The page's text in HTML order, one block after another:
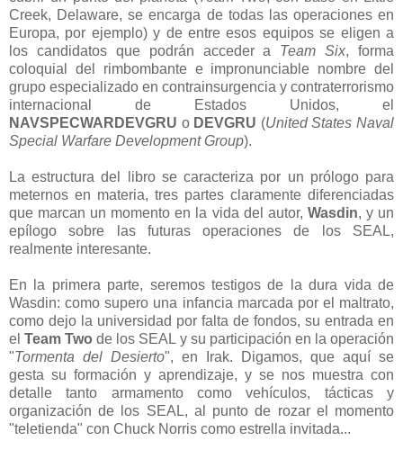
Creek, Delaware, se encarga de todas las operaciones en
Europa, por ejemplo) y de entre esos equipos se eligen a
los candidatos que podrán acceder a Team Six, forma
coloquial del rimbombante e impronunciable nombre del
grupo especializado en contrainsurgencia y contraterrorismo
internacional de Estados Unidos, el
NAVSPECWARDEVGRU o DEVGRU (United States Naval
Special Warfare Development Group).
La estructura del libro se caracteriza por un prólogo para
meternos en materia, tres partes claramente diferenciadas
que marcan un momento en la vida del autor, Wasdin, y un
epílogo sobre las futuras operaciones de los SEAL,
realmente interesante.
En la primera parte, seremos testigos de la dura vida de
Wasdin: como supero una infancia marcada por el maltrato,
como dejo la universidad por falta de fondos, su entrada en
elTeam Two de los SEAL y su participación en la operación
"Tormenta del Desierto", en Irak. Digamos, que aquí se
gesta su formación y aprendizaje, y se nos muestra con
detalle tanto armamento como vehículos, tácticas y
organización de los SEAL, al punto de rozar el momento
"teletienda" con Chuck Norris como estrella invitada...